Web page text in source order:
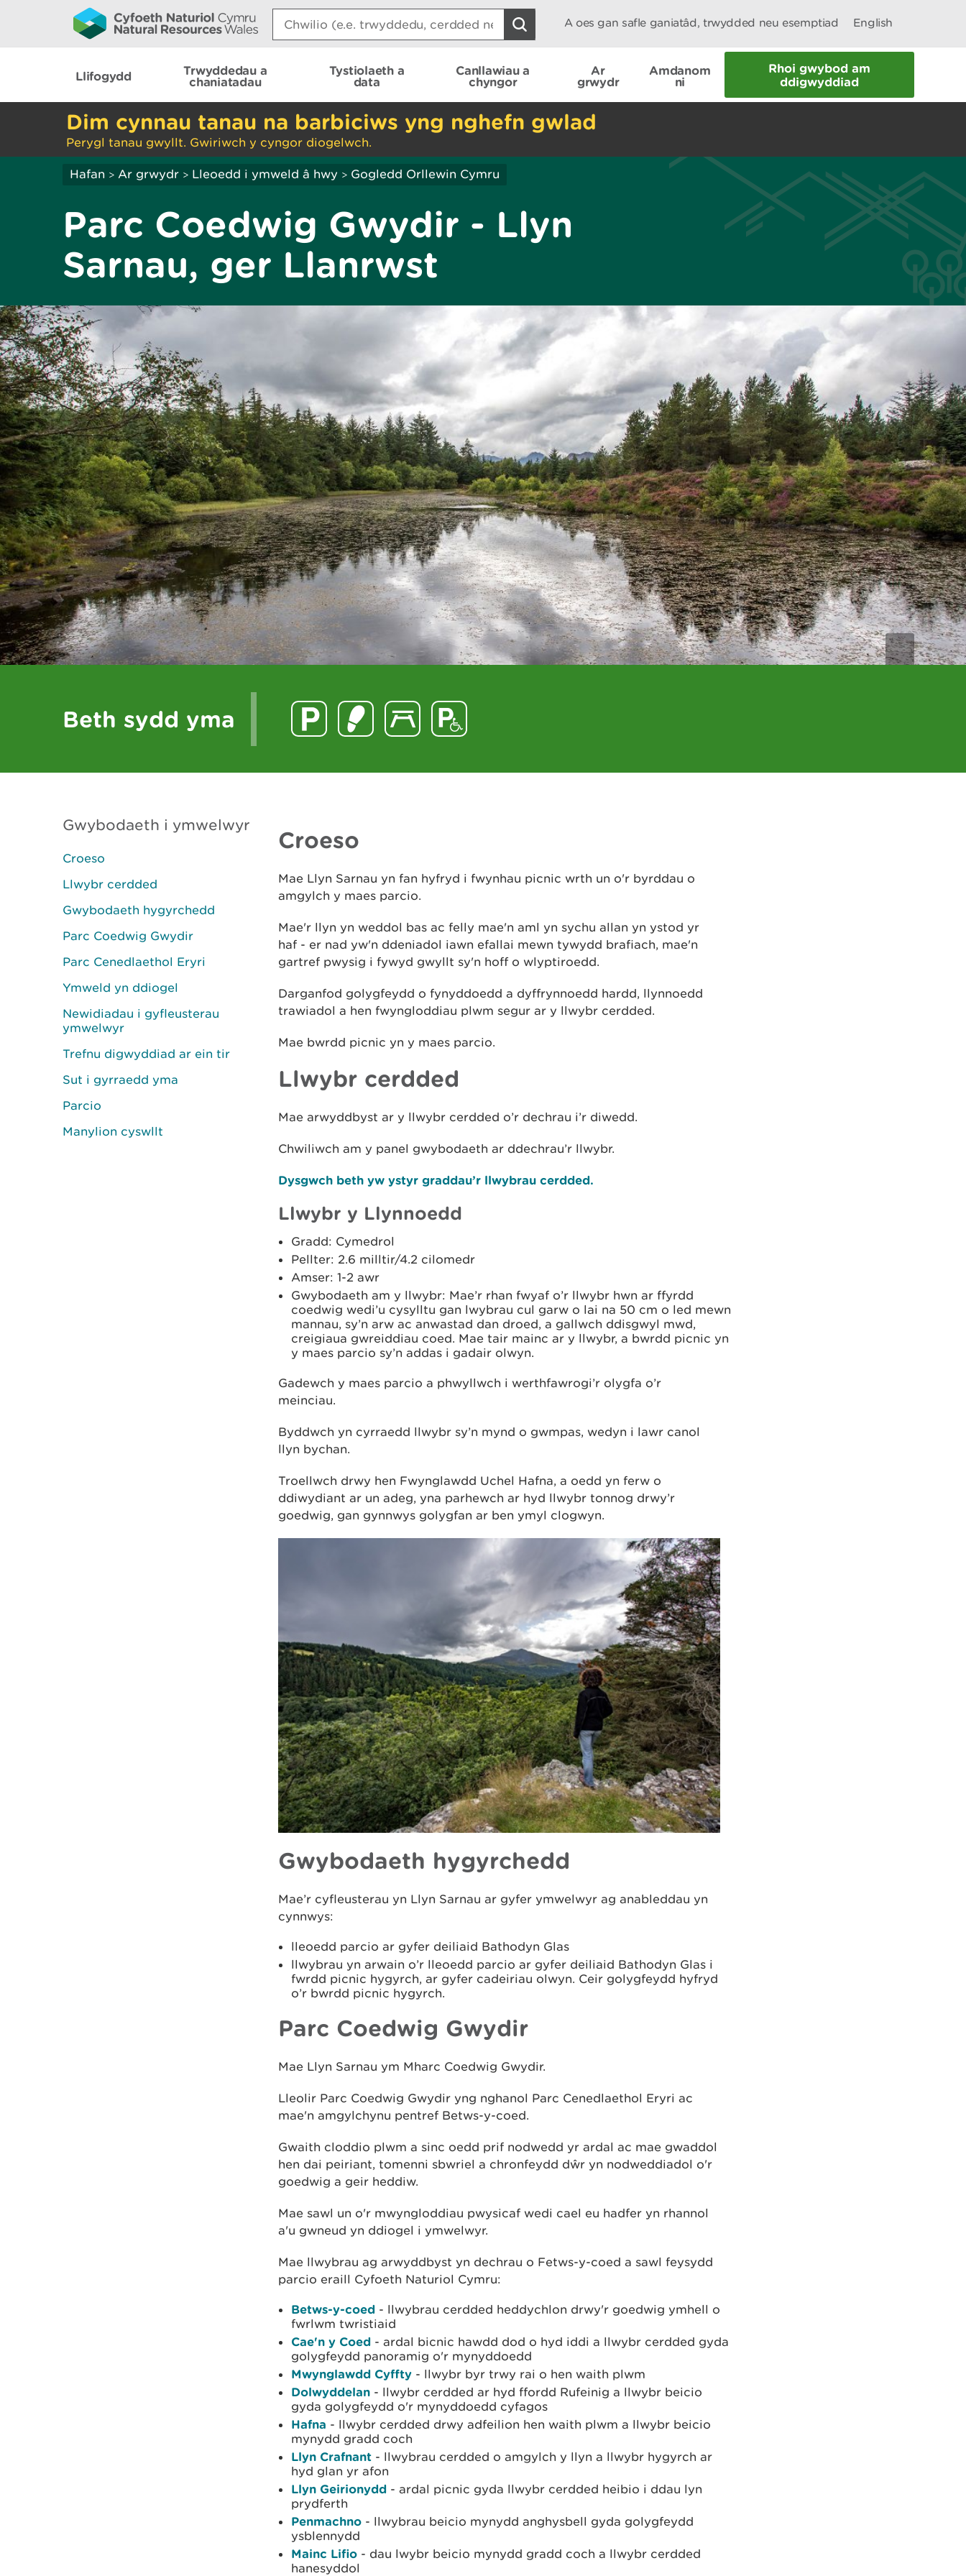
Search:
A oes gan safle ganiatâd, trwydded neu esemptiad English
Llifogydd
Trwyddedau a
chaniatadau
Tystiolaeth a
data
Canllawiau a
chyngor
Ar
grwydr
Amdanom
ni
Rhoi gwybod am
ddigwyddiad
Dim cynnau tanau na barbiciws yng nghefn gwlad
Perygl tanau gwyllt. Gwiriwch y cyngor diogelwch.
Hafan > Ar grwydr > Lleoedd i ymweld â hwy > Gogledd Orllewin Cymru
Parc Coedwig Gwydir - Llyn
Sarnau, ger Llanrwst
Beth sydd yma
Gwybodaeth i ymwelwyr
Croeso
Llwybr cerdded
Gwybodaeth hygyrchedd
Parc Coedwig Gwydir
Parc Cenedlaethol Eryri
Ymweld yn ddiogel
Newidiadau i gyfleusterau
ymwelwyr
Trefnu digwyddiad ar ein tir
Sut i gyrraedd yma
Parcio
Manylion cyswllt
Croeso
Mae Llyn Sarnau yn fan hyfryd i fwynhau picnic wrth un o'r byrddau o
amgylch y maes parcio.
Mae'r llyn yn weddol bas ac felly mae'n aml yn sychu allan yn ystod yr
haf - er nad yw'n ddeniadol iawn efallai mewn tywydd brafiach, mae'n
gartref pwysig i fywyd gwyllt sy'n hoff o wlyptiroedd.
Darganfod golygfeydd o fynyddoedd a dyffrynnoedd hardd, llynnoedd
trawiadol a hen fwyngloddiau plwm segur ar y llwybr cerdded.
Mae bwrdd picnic yn y maes parcio.
Llwybr cerdded
Mae arwyddbyst ar y llwybr cerdded o’r dechrau i’r diwedd.
Chwiliwch am y panel gwybodaeth ar ddechrau’r llwybr.
Dysgwch beth yw ystyr graddau’r llwybrau cerdded.
Llwybr y Llynnoedd
Gradd: Cymedrol
Pellter: 2.6 milltir/4.2 cilomedr
Amser: 1-2 awr
Gwybodaeth am y llwybr: Mae’r rhan fwyaf o’r llwybr hwn ar ffyrdd
coedwig wedi’u cysylltu gan lwybrau cul garw o lai na 50 cm o led mewn
mannau, sy’n arw ac anwastad dan droed, a gallwch ddisgwyl mwd,
creigiaua gwreiddiau coed. Mae tair mainc ar y llwybr, a bwrdd picnic yn
y maes parcio sy’n addas i gadair olwyn.
Gadewch y maes parcio a phwyllwch i werthfawrogi’r olygfa o’r
meinciau.
Byddwch yn cyrraedd llwybr sy’n mynd o gwmpas, wedyn i lawr canol
llyn bychan.
Troellwch drwy hen Fwynglawdd Uchel Hafna, a oedd yn ferw o
ddiwydiant ar un adeg, yna parhewch ar hyd llwybr tonnog drwy’r
goedwig, gan gynnwys golygfan ar ben ymyl clogwyn.
Gwybodaeth hygyrchedd
Mae’r cyfleusterau yn Llyn Sarnau ar gyfer ymwelwyr ag anableddau yn
cynnwys:
lleoedd parcio ar gyfer deiliaid Bathodyn Glas
llwybrau yn arwain o’r lleoedd parcio ar gyfer deiliaid Bathodyn Glas i
fwrdd picnic hygyrch, ar gyfer cadeiriau olwyn. Ceir golygfeydd hyfryd
o’r bwrdd picnic hygyrch.
Parc Coedwig Gwydir
Mae Llyn Sarnau ym Mharc Coedwig Gwydir.
Lleolir Parc Coedwig Gwydir yng nghanol Parc Cenedlaethol Eryri ac
mae'n amgylchynu pentref Betws-y-coed.
Gwaith cloddio plwm a sinc oedd prif nodwedd yr ardal ac mae gwaddol
hen dai peiriant, tomenni sbwriel a chronfeydd dŵr yn nodweddiadol o'r
goedwig a geir heddiw.
Mae sawl un o'r mwyngloddiau pwysicaf wedi cael eu hadfer yn rhannol
a'u gwneud yn ddiogel i ymwelwyr.
Mae llwybrau ag arwyddbyst yn dechrau o Fetws-y-coed a sawl feysydd
parcio eraill Cyfoeth Naturiol Cymru:
Betws-y-coed - llwybrau cerdded heddychlon drwy'r goedwig ymhell o
fwrlwm twristiaid
Cae'n y Coed - ardal bicnic hawdd dod o hyd iddi a llwybr cerdded gyda
golygfeydd panoramig o'r mynyddoedd
Mwynglawdd Cyffty - llwybr byr trwy rai o hen waith plwm
Dolwyddelan - llwybr cerdded ar hyd ffordd Rufeinig a llwybr beicio
gyda golygfeydd o'r mynyddoedd cyfagos
Hafna - llwybr cerdded drwy adfeilion hen waith plwm a llwybr beicio
mynydd gradd coch
Llyn Crafnant - llwybrau cerdded o amgylch y llyn a llwybr hygyrch ar
hyd glan yr afon
Llyn Geirionydd - ardal picnic gyda llwybr cerdded heibio i ddau lyn
prydferth
Penmachno - llwybrau beicio mynydd anghysbell gyda golygfeydd
ysblennydd
Mainc Lifio - dau lwybr beicio mynydd gradd coch a llwybr cerdded
hanesyddol